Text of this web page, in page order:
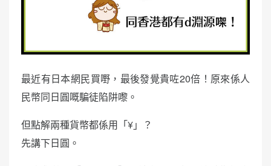
最近有日本網民買嘢，最後發覺貴咗20倍！原來係人
民幣同日圓嘅騙徒陷阱嚟。
但點解兩種貨幣都係用「¥」？
先講下日圓。